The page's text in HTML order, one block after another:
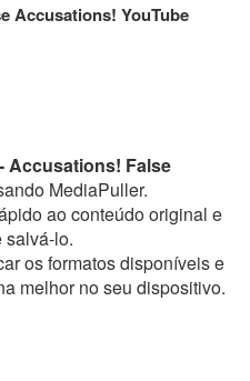
Accusations! YouTube
Accusations! False
MediaPuller.
ao conteúdo original e
salvá-lo.
os formatos disponíveis e
melhor no seu dispositivo.